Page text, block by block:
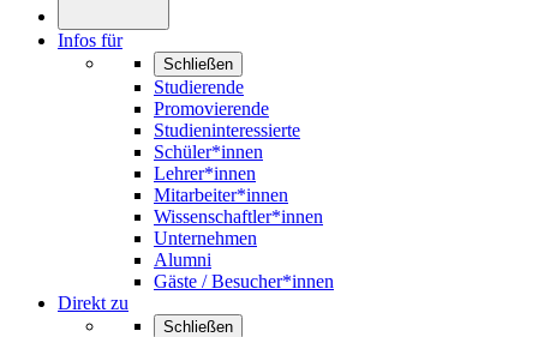
Infos für
Schließen
Studierende
Promovierende
Studieninteressierte
Schüler*innen
Lehrer*innen
Mitarbeiter*innen
Wissenschaftler*innen
Unternehmen
Alumni
Gäste / Besucher*innen
Direkt zu
Schließen